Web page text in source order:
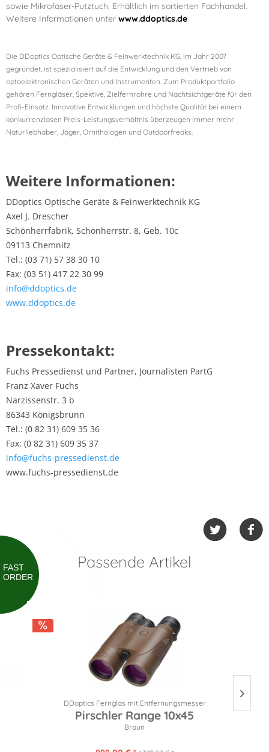
FAST
ORDER
sowie Mikrofaser-Putztuch. Erhältlich im sortierten Fachhandel.
Weitere Informationen unter www.ddoptics.de
Die DDoptics Optische Geräte & Feinwerktechnik KG, im Jahr 2007
gegründet, ist spezialisiert auf die Entwicklung und den Vertrieb von
optoelektronischen Geräten und Instrumenten. Zum Produktportfolio
gehören Ferngläser, Spektive, Zielfernrohre und Nachtsichtgeräte für den
Profi-Einsatz. Innovative Entwicklungen und höchste Qualität bei einem
konkurrenzlosen Preis-Leistungsverhältnis überzeugen immer mehr
Naturliebhaber, Jäger, Ornithologen und Outdoorfreaks.
Weitere Informationen:
DDoptics Optische Geräte & Feinwerktechnik KG
Axel J. Drescher
Schönherrfabrik, Schönherrstr. 8, Geb. 10c
09113 Chemnitz
Tel.: (03 71) 57 38 30 10
Fax: (03 51) 417 22 30 99
info@ddoptics.de
www.ddoptics.de
Pressekontakt:
Fuchs Pressedienst und Partner, Journalisten PartG
Franz Xaver Fuchs
Narzissenstr. 3 b
86343 Königsbrunn
Tel.: (0 82 31) 609 35 36
Fax: (0 82 31) 609 35 37
info@fuchs-pressedienst.de
www.fuchs-pressedienst.de
Passende Artikel
DDoptics Fernglas mit Entfernungsmesser
Pirschler Range 10x45
Braun